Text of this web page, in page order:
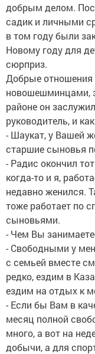
добрым делом.
садик и личными
в том году были
Новому году для
сюрприз.
Добрые отношения
новошешминцами,
районе он
руководитель, и
- Шаукат, у Вашей
старшие сыновья
- Радис окончил
когда-то и я,
недавно женился.
тоже работает по
сыновьями.
- Чем Вы
- Свободными у
с семьей вместе
редко, ездим в
ездим на отдых к
- Если бы Вам в
месяц полной
много, а вот на
добычи, а для